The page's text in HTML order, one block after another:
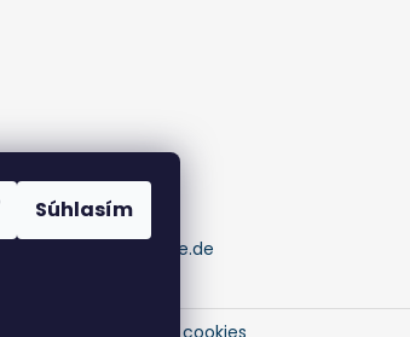
Súhlasím
pumaknife.de
Upraviť nastavenie cookies